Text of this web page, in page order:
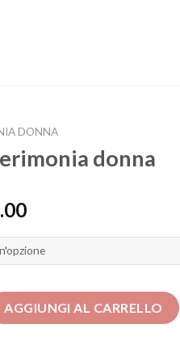
DONNA
donna
donna quantità
AGGIUNGI AL CARRELLO